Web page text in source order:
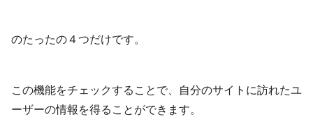
のたったの４つだけです。
この機能をチェックすることで、自分のサイトに訪れたユ
ーザーの情報を得ることができます。